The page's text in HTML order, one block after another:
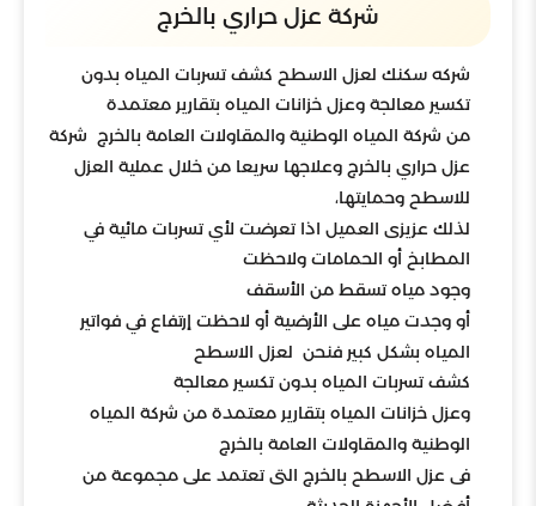
شركة عزل حراري بالخرج
شركه سكنك لعزل الاسطح كشف تسربات المياه بدون
تكسير معالجة وعزل خزانات المياه بتقارير معتمدة
من شركة المياه الوطنية والمقاولات العامة بالخرج شركة
عزل حراري بالخرج وعلاجها سريعا من خلال عملية العزل
للاسطح وحمايتها،
لذلك عزيزى العميل اذا تعرضت لأي تسربات مائية في
المطابخ أو الحمامات ولاحظت
وجود مياه تسقط من الأسقف
أو وجدت مياه على الأرضية أو لاحظت إرتفاع في فواتير
المياه بشكل كبير فنحن لعزل الاسطح
كشف تسربات المياه بدون تكسير معالجة
وعزل خزانات المياه بتقارير معتمدة من شركة المياه
الوطنية والمقاولات العامة بالخرج
فى عزل الاسطح بالخرج التى تعتمد على مجموعة من